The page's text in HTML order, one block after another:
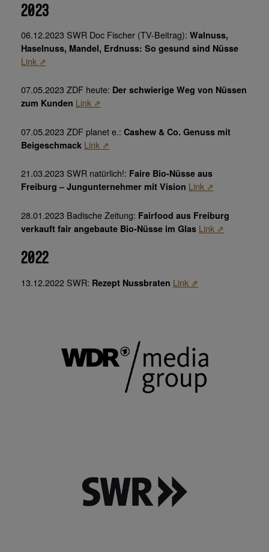
2023
06.12.2023 SWR Doc Fischer (TV-Beitrag): Walnuss,
Haselnuss, Mandel, Erdnuss: So gesund sind Nüsse
Link ⇗
07.05.2023 ZDF heute: Der schwierige Weg von Nüssen
zum Kunden Link ⇗
07.05.2023 ZDF planet e.: Cashew & Co. Genuss mit
Beigeschmack Link ⇗
21.03.2023 SWR natürlich!: Faire Bio-Nüsse aus
Freiburg – Jungunternehmer mit Vision Link ⇗
28.01.2023 Badische Zeitung: Fairfood aus Freiburg
verkauft fair angebaute Bio-Nüsse im Glas Link ⇗
2022
13.12.2022 SWR: Rezept Nussbraten Link ⇗